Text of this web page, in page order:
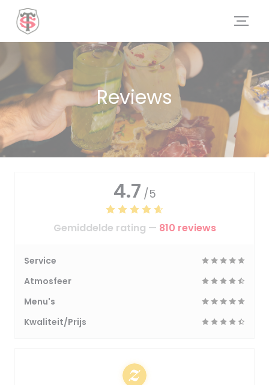
Cookies beheer paneel
Reviews
4.7 /5
Gemiddelde rating — 810 reviews
Service
Atmosfeer
Menu's
Kwaliteit/Prijs